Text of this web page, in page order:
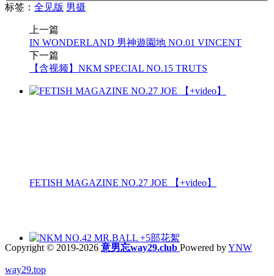
标签： 全见版 男摄
上一篇
IN WONDERLAND 男神遊園地 NO.01 VINCENT
下一篇
【含视频】NKM SPECIAL NO.15 TRUTS
FETISH MAGAZINE NO.27 JOE 【+video】
Copyright © 2019-2026 意男忘way29.club Powered byYNW
way29.top